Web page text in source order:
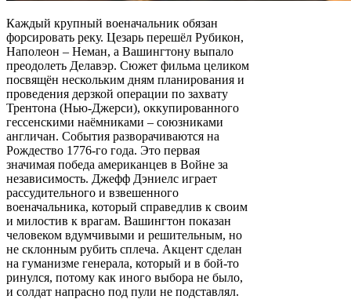
Каждый крупный военачальник обязан
форсировать реку. Цезарь перешёл Рубикон,
Наполеон – Неман, а Вашингтону выпало
преодолеть Делавэр. Сюжет фильма целиком
посвящён нескольким дням планирования и
проведения дерзкой операции по захвату
Трентона (Нью-Джерси), оккупированного
гессенскими наёмниками – союзниками
англичан. События разворачиваются на
Рождество 1776-го года. Это первая
значимая победа американцев в Войне за
независимость. Джефф Дэниелс играет
рассудительного и взвешенного
военачальника, который справедлив к своим
и милостив к врагам. Вашингтон показан
человеком вдумчивыми и решительным, но
не склонным рубить сплеча. Акцент сделан
на гуманизме генерала, который и в бой-то
ринулся, потому как иного выбора не было,
и солдат напрасно под пули не подставлял.